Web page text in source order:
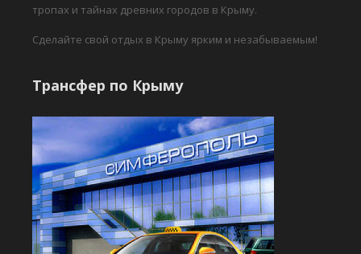
тропах и тайнах древних городов в Крыму.
Сделайте свой отдых в Крыму ярким и незабываемым!
Трансфер по Крыму